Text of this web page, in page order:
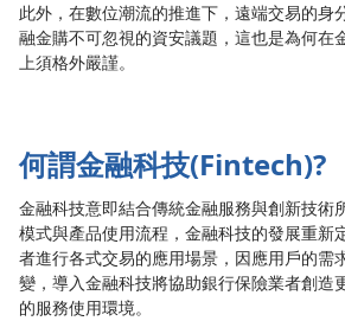
此外，在數位潮流的推進下，遠端交易的身
融金購不可忽視的資安議題，這也是為何在
上須格外嚴謹。
何謂金融科技(Fintech)?
金融科技意即結合傳統金融服務與創新技術
模式與產品使用流程，金融科技的發展重新
者進行各式交易的應用場景，因應用戶的需
變，導入金融科技將協助銀行保險業者創造
的服務使用環境。